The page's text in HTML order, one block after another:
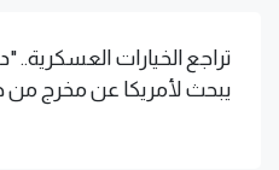
تراجع الخيارات العسكرية..
يبحث لأمريكا عن مخرج من